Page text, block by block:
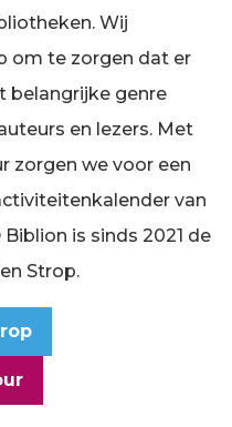
Wij
om te zorgen dat er
belangrijke genre
en lezers. Met
zorgen we voor een
van
is sinds 2021 de
Strop.